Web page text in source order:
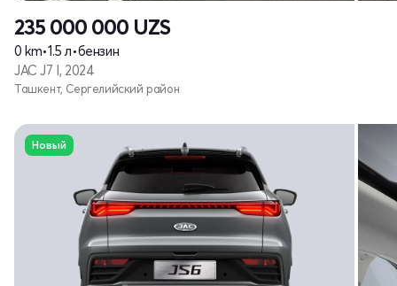
235 000 000 UZS
0 km•1.5 л•бензин
JAC J7 I, 2024
Ташкент, Сергелийский район
Новый